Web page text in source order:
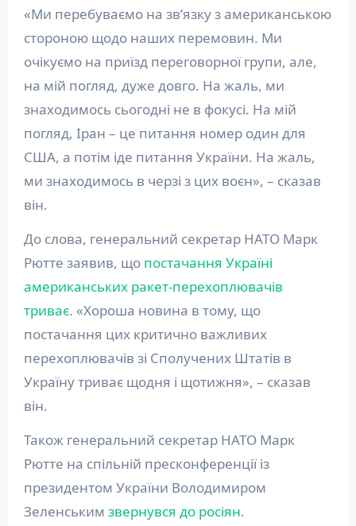
«Ми перебуваємо на зв’язку з американською
стороною щодо наших перемовин. Ми
очікуємо на приїзд переговорної групи, але,
на мій погляд, дуже довго. На жаль, ми
знаходимось сьогодні не в фокусі. На мій
погляд, Іран – це питання номер один для
США, а потім іде питання України. На жаль,
ми знаходимось в черзі з цих воєн», – сказав
він.
До слова, генеральний секретар НАТО Марк
Рютте заявив, що постачання Україні
американських ракет-перехоплювачів
триває. «Хороша новина в тому, що
постачання цих критично важливих
перехоплювачів зі Сполучених Штатів в
Україну триває щодня і щотижня», – сказав
він.
Також генеральний секретар НАТО Марк
Рютте на спільній пресконференції із
президентом України Володимиром
Зеленським звернувся до росіян.